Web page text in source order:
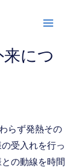
につ
らず発熱その
受入れを行っ
の動線を時間